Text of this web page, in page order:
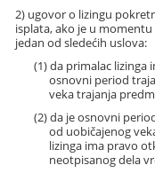
2) ugovor o lizingu
isplata, ako je u
jedan od sledećih uslova:
(1) da primalac lizinga
osnovni period
veka trajanja
(2) da je osnovni
od uobičajenog
lizinga ima pravo
neotpisanog dela